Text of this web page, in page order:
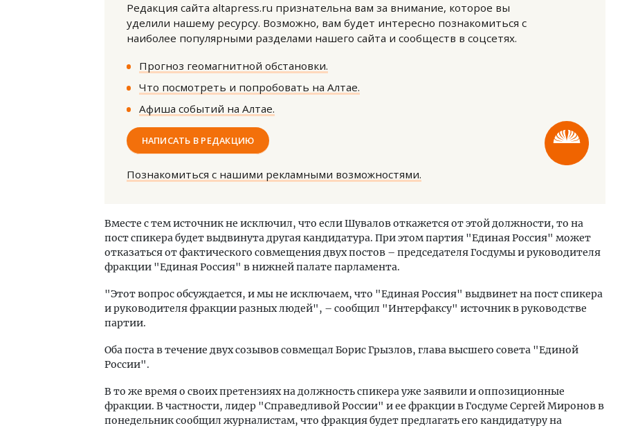
Редакция сайта altapress.ru признательна вам за внимание, которое вы
уделили нашему ресурсу. Возможно, вам будет интересно познакомиться с
наиболее популярными разделами нашего сайта и сообществ в соцсетях.
Прогноз геомагнитной обстановки.
Что посмотреть и попробовать на Алтае.
Афиша событий на Алтае.
НАПИСАТЬ В РЕДАКЦИЮ
Познакомиться с нашими рекламными возможностями.
Вместе с тем источник не исключил, что если Шувалов откажется от этой должности, то на
пост спикера будет выдвинута другая кандидатура. При этом партия "Единая Россия" может
отказаться от фактического совмещения двух постов – председателя Госдумы и руководителя
фракции "Единая Россия" в нижней палате парламента.
"Этот вопрос обсуждается, и мы не исключаем, что "Единая Россия" выдвинет на пост спикера
и руководителя фракции разных людей", – сообщил "Интерфаксу" источник в руководстве
партии.
Оба поста в течение двух созывов совмещал Борис Грызлов, глава высшего совета "Единой
России".
В то же время о своих претензиях на должность спикера уже заявили и оппозиционные
фракции. В частности, лидер "Справедливой России" и ее фракции в Госдуме Сергей Миронов в
понедельник сообщил журналистам, что фракция будет предлагать его кандидатуру на
стандартом благоустройства
Смелость архитектурных
Генеральный директор
ЗИАС — об эстетике